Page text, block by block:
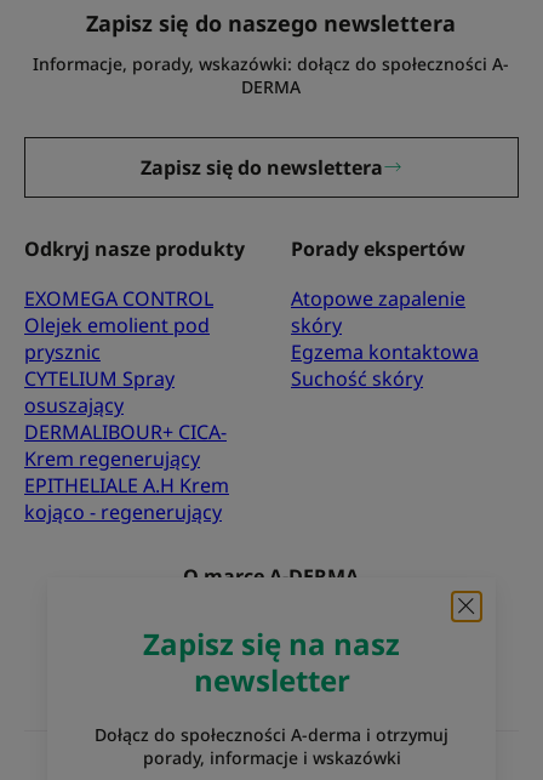
Zapisz się na nasz
newsletter
Dołącz do społeczności A-derma i otrzymuj
porady, informacje i wskazówki
Zapisz się do naszego newslettera
Informacje, porady, wskazówki: dołącz do społeczności A-
DERMA
Zapisz się do newslettera
Odkryj nasze produkty
EXOMEGA CONTROL
Olejek emolient pod
prysznic
CYTELIUM Spray
osuszający
DERMALIBOUR+ CICA-
Krem regenerujący
EPITHELIALE A.H Krem
kojąco - regenerujący
Porady ekspertów
Atopowe zapalenie
skóry
Egzema kontaktowa
Suchość skóry
O marce A-DERMA
Najczęściej zadawane pytania